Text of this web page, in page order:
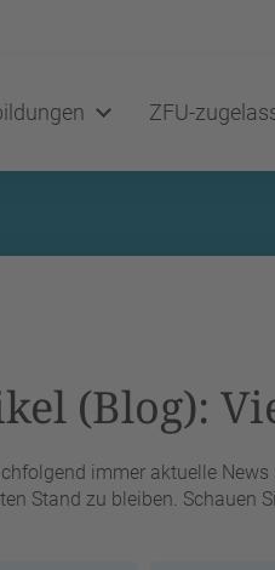
ZFU-
(Blog):
immer aktuelle
Stand zu bleiben. Schauen